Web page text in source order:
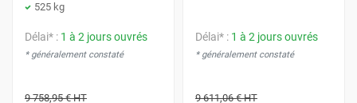
525 kg
Délai* : 1 à 2 jours ouvrés
* généralement constaté
9 758,95 €HT
Délai* : 1 à 2 jours ouvrés
* généralement constaté
9 611,06 €HT